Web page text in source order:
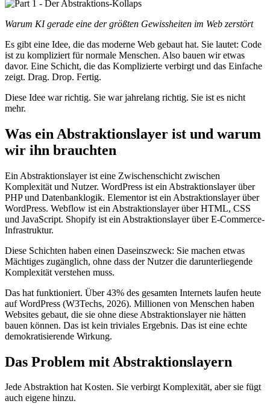
Warum KI gerade eine der größten Gewissheiten im Web zerstört
Es gibt eine Idee, die das moderne Web gebaut hat. Sie lautet: Code
ist zu kompliziert für normale Menschen. Also bauen wir etwas
davor. Eine Schicht, die das Komplizierte verbirgt und das Einfache
zeigt. Drag. Drop. Fertig.
Diese Idee war richtig. Sie war jahrelang richtig. Sie ist es nicht
mehr.
Was ein Abstraktionslayer ist und warum
wir ihn brauchten
Ein Abstraktionslayer ist eine Zwischenschicht zwischen
Komplexität und Nutzer. WordPress ist ein Abstraktionslayer über
PHP und Datenbanklogik. Elementor ist ein Abstraktionslayer über
WordPress. Webflow ist ein Abstraktionslayer über HTML, CSS
und JavaScript. Shopify ist ein Abstraktionslayer über E-Commerce-
Infrastruktur.
Diese Schichten haben einen Daseinszweck: Sie machen etwas
Mächtiges zugänglich, ohne dass der Nutzer die darunterliegende
Komplexität verstehen muss.
Das hat funktioniert. Über 43% des gesamten Internets laufen heute
auf WordPress (W3Techs, 2026). Millionen von Menschen haben
Websites gebaut, die sie ohne diese Abstraktionslayer nie hätten
bauen können. Das ist kein triviales Ergebnis. Das ist eine echte
demokratisierende Wirkung.
Das Problem mit Abstraktionslayern
Jede Abstraktion hat Kosten. Sie verbirgt Komplexität, aber sie fügt
auch eigene hinzu.